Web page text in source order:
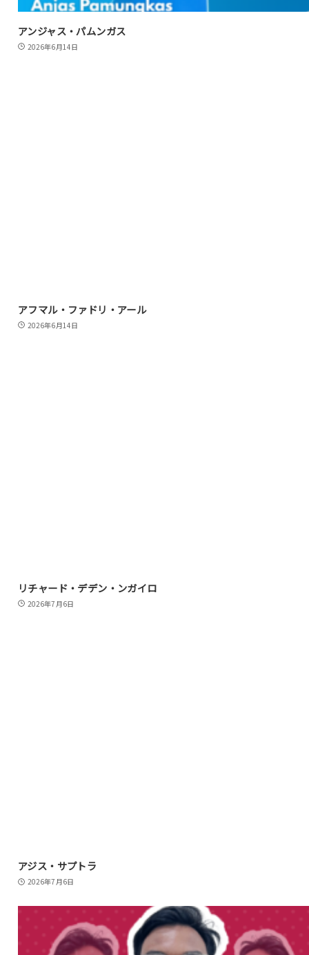
アンジャス・パムンガス
2026年6月14日
アフマル・ファドリ・アール
2026年6月14日
リチャード・デデン・ンガイロ
2026年7月6日
アジス・サプトラ
2026年7月6日